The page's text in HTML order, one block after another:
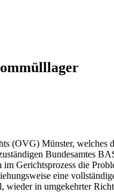
(OVG) Münster,
Bundesamtes
Gerichtsprozess die
eine
wieder in umgekehrter